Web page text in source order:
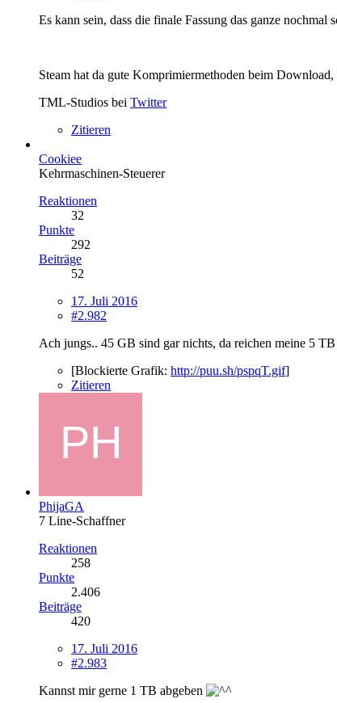
Es kann sein, dass die finale Fassung das ganze
Steam hat da gute Komprimiermethoden beim
TML-Studios bei Twitter
Zitieren
Cookiee
Kehrmaschinen-Steuerer
Reaktionen
32
Punkte
292
Beiträge
52
17. Juli 2016
#2.982
Ach jungs.. 45 GB sind gar nichts, da reichen meine 5
[Blockierte Grafik: http://puu.sh/pspqT.gif]
Zitieren
PhijaGA
7 Line-Schaffner
Reaktionen
258
Punkte
2.406
Beiträge
420
17. Juli 2016
#2.983
Kannst mir gerne 1 TB abgeben